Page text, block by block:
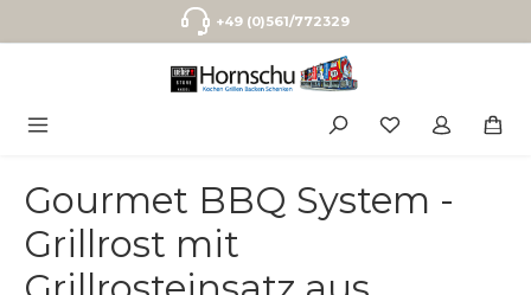
Zum Hauptinhalt springen+49 (0)561/772329
Gourmet BBQ System -
Grillrost mit